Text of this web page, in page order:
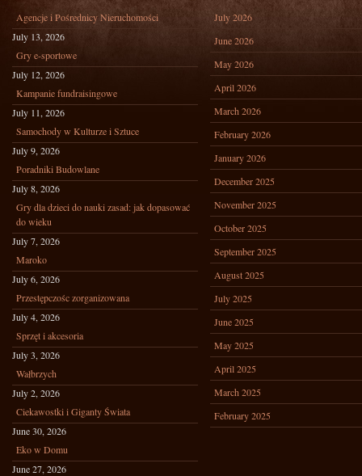
Agencje i Pośrednicy Nieruchomości
July 13, 2026
Gry e-sportowe
July 12, 2026
Kampanie fundraisingowe
July 11, 2026
Samochody w Kulturze i Sztuce
July 9, 2026
Poradniki Budowlane
July 8, 2026
Gry dla dzieci do nauki zasad: jak dopasować
do wieku
July 7, 2026
Maroko
July 6, 2026
Przestępczośc zorganizowana
July 4, 2026
Sprzęt i akcesoria
July 3, 2026
Wałbrzych
July 2, 2026
Ciekawostki i Giganty Świata
June 30, 2026
Eko w Domu
June 27, 2026
July 2026
June 2026
May 2026
April 2026
March 2026
February 2026
January 2026
December 2025
November 2025
October 2025
September 2025
August 2025
July 2025
June 2025
May 2025
April 2025
March 2025
February 2025